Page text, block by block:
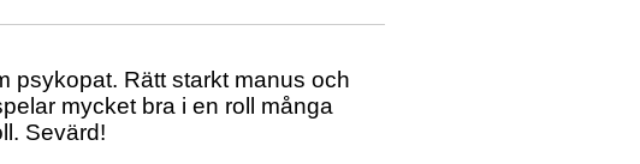
psykopat. Rätt starkt manus och
mycket bra i en roll många
Sevärd!